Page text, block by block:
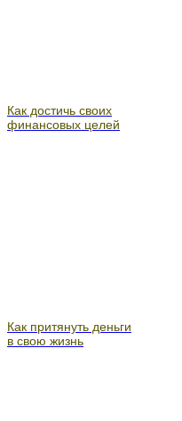
Как достичь своих
финансовых целей
Как притянуть деньги
в свою жизнь